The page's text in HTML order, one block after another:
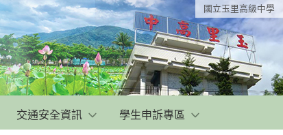
國立玉里高級中學
交通安全資訊 學生申訴專區